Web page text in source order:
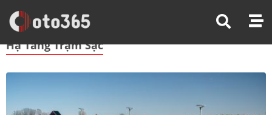
Trang Chủ Hạ Tầng Trạm Sạc
Hạ Tầng Trạm Sạc